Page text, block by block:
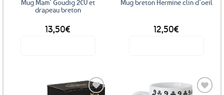
Mug Mam’ Goudig 2CV et
drapeau breton
13,50€
Mug breton Hermine clin d’oeil
12,50€